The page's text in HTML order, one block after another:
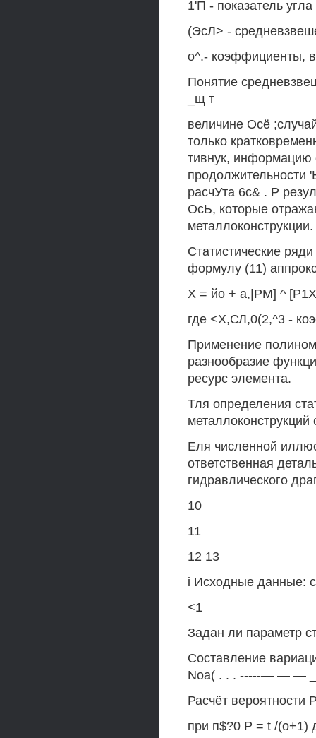
1'П - показатель
(ЭсЛ> -
о^.- коэффициенты,
Понятие
_щ т
величине Осё
только
тивнук, информацию
продолжительности
расчУта 6с& . Р
ОсЬ, которые
металлоконструкции.
Статистические
формулу (11)
X = йо + а,|РМ] ^
где <Х,СЛ,0(2,^3 -
Применение
разнообразие
ресурс элемента.
Тля определения
Еля численной
ответственная
гидравлического
10
11
12 13
i Исходные данные:
<1
Задан ли параметр
Составление
Noa( . . . -----— — —
Расчёт вероятности
при п$?0 Р = t /(о+1)